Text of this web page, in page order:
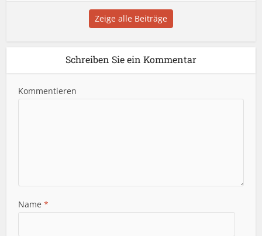
Zeige alle Beiträge
Schreiben Sie ein Kommentar
Kommentieren
Name*